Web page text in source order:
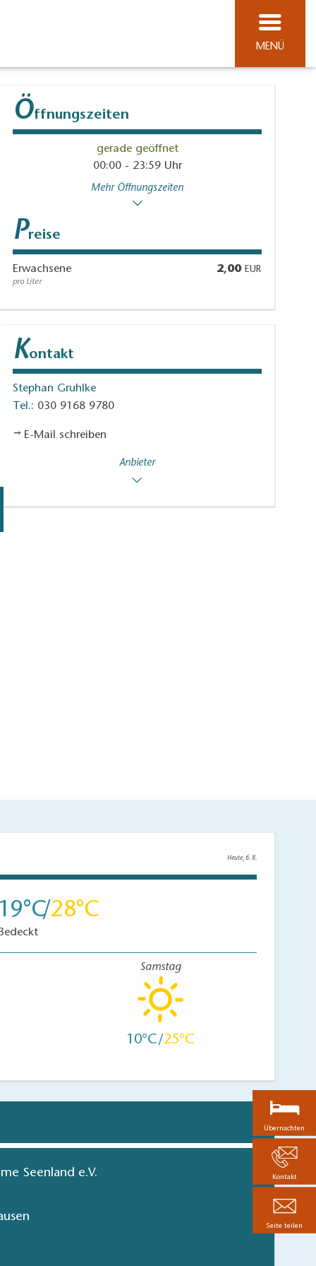
MENÜ
Öffnungszeiten
gerade geöffnet
00:00 - 23:59 Uhr
Mehr Öffnungszeiten
Preise
Erwachsene 2,00 EUR
pro Liter
Kontakt
Stephan Gruhlke
Tel.: 030 9168 9780
E-Mail schreiben
Anbieter
Heute, 6. 8.
19 28
Bedeckt
Samstag
10 25
Seenland e.V.
Übernachten
Kontakt
Seite teilen